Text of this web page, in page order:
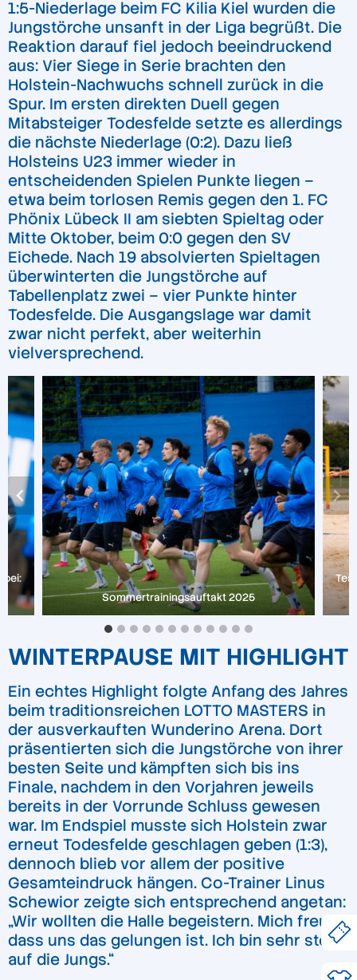
1:5-Niederlage beim FC Kilia Kiel wurden die
Jungstörche unsanft in der Liga begrüßt. Die
Reaktion darauf fiel jedoch beeindruckend
aus: Vier Siege in Serie brachten den
Holstein-Nachwuchs schnell zurück in die
Spur. Im ersten direkten Duell gegen
Mitabsteiger Todesfelde setzte es allerdings
die nächste Niederlage (0:2). Dazu ließ
Holsteins U23 immer wieder in
entscheidenden Spielen Punkte liegen –
etwa beim torlosen Remis gegen den 1. FC
Phönix Lübeck II am siebten Spieltag oder
Mitte Oktober, beim 0:0 gegen den SV
Eichede. Nach 19 absolvierten Spieltagen
überwinterten die Jungstörche auf
Tabellenplatz zwei – vier Punkte hinter
Todesfelde. Die Ausgangslage war damit
zwar nicht perfekt, aber weiterhin
vielversprechend.
Sommertrainingsauftakt 2025
WINTERPAUSE MIT HIGHLIGHT
Ein echtes Highlight folgte Anfang des Jahres
beim traditionsreichen LOTTO MASTERS in
der ausverkauften Wunderino Arena. Dort
präsentierten sich die Jungstörche von ihrer
besten Seite und kämpften sich bis ins
Finale, nachdem in den Vorjahren jeweils
bereits in der Vorrunde Schluss gewesen
war. Im Endspiel musste sich Holstein zwar
erneut Todesfelde geschlagen geben (1:3),
dennoch blieb vor allem der positive
Gesamteindruck hängen. Co-Trainer Linus
Schewior zeigte sich entsprechend angetan:
„Wir wollten die Halle begeistern. Mich freut,
dass uns das gelungen ist. Ich bin sehr stolz
auf die Jungs.“